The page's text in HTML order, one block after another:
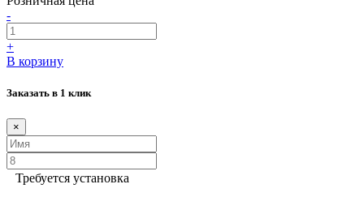
-
+
В корзину
Заказать в 1 клик
×
Требуется установка